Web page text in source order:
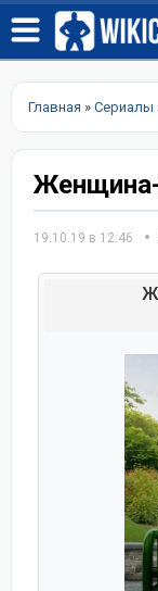
Главная » Сериалы
19.10.19 в 12:46